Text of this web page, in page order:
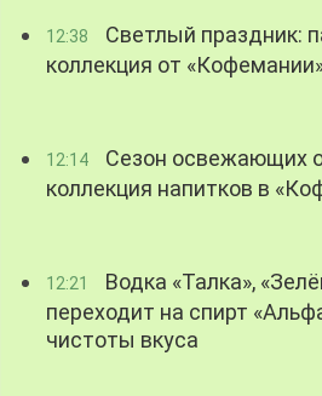
12:38
Светлый праздник:
коллекция от
12:14
Сезон освежающих
коллекция напитков в
12:21
Водка «Талка»,
переходит на спирт
чистоты вкуса